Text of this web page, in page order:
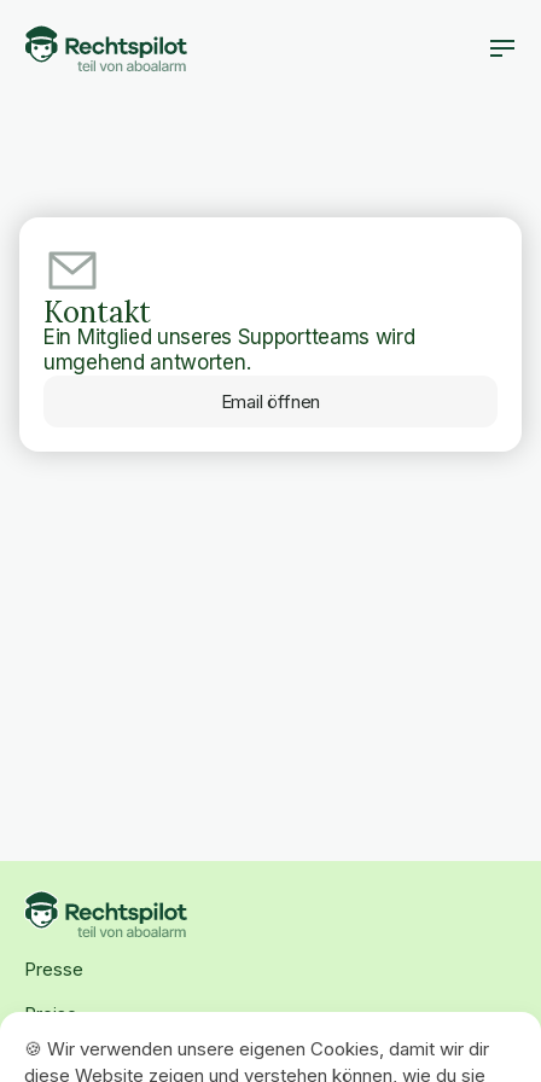
Kontakt
Ein Mitglied unseres Supportteams wird
umgehend antworten.
Email öffnen
Presse
Preise
Karriere
🍪 Wir verwenden unsere eigenen Cookies, damit wir dir
diese Website zeigen und verstehen können, wie du sie